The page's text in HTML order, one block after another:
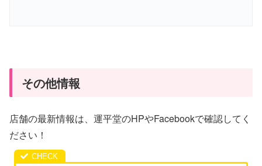
その他情報
店舗の最新情報は、運平堂のHPやFacebookで確認してく
ださい！